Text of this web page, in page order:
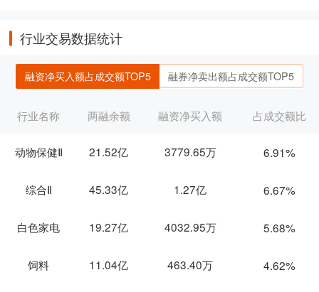
行业交易数据统计
融资净买入额占成交额TOP5 融券净卖出额占成交额TOP5
行业名称 两融余额 融资净买入额 占成交额比
动物保健Ⅱ 21.52亿 3779.65万 6.91%
综合Ⅱ 45.33亿 1.27亿 6.67%
白色家电 19.27亿 4032.95万 5.68%
饲料 11.04亿 463.40万 4.62%